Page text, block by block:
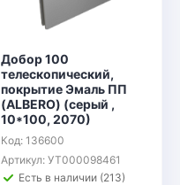
Добор 100
телескопический,
покрытие Эмаль ПП
(ALBERO) (серый ,
10*100, 2070)
Код: 136600
Артикул: УТ000098461
Есть в наличии (213)